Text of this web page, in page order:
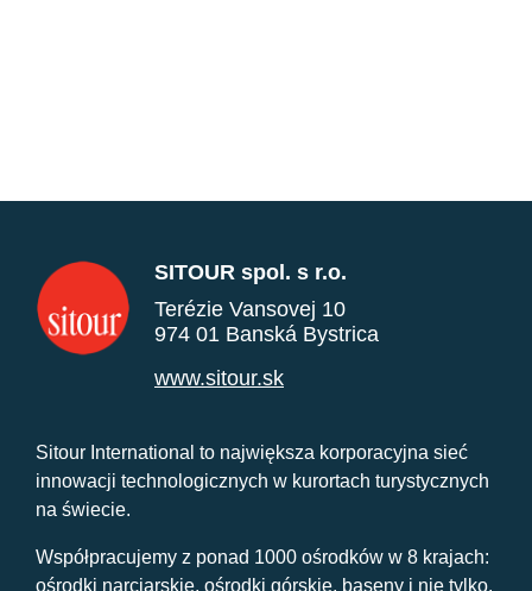
SITOUR spol. s r.o.
Terézie Vansovej 10
974 01 Banská Bystrica
www.sitour.sk
Sitour International to największa korporacyjna sieć
innowacji technologicznych w kurortach turystycznych
na świecie.
Współpracujemy z ponad 1000 ośrodków w 8 krajach:
ośrodki narciarskie, ośrodki górskie, baseny i nie tylko.